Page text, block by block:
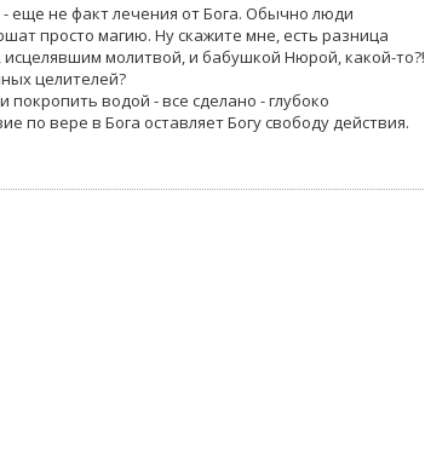
еще не факт лечения от Бога. Обычно люди
просто магию. Ну скажите мне, есть разница
молитвой, и бабушкой Нюрой, какой-то?!
целителей?
водой - все сделано - глубоко
по вере в Бога оставляет Богу свободу действия.